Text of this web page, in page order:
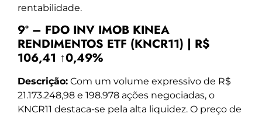
rentabilidade.
9º – FDO INV IMOB KINEA
RENDIMENTOS ETF (KNCR11) | R$
106,41 ↑0,49%
Descrição: Com um volume expressivo de R$
21.173.248,98 e 198.978 ações negociadas, o
KNCR11 destaca-se pela alta liquidez. O preço de